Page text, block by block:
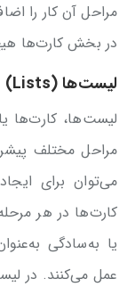
مراحل آن کار را
در بخش کارت‌ها
لیست‌ها (Lists)
لیست‌ها، کارت‌ها
مراحل مختلف
می‌توان برای
کارت‌ها در هر مرحله
یا به‌سادگی
عمل می‌کنند. در